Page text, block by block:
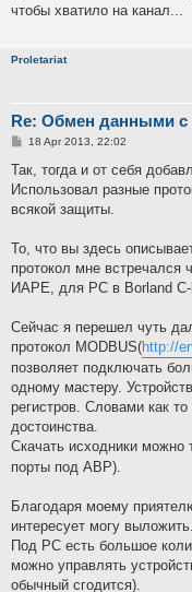
чтобы хватило на канал...
Proletariat
Re: Обмен данными с
P
s
18 Apr 2013, 22:02
Так, тогда и от себя
Использовал разные
всякой защиты.
То, что вы здесь
протокол мне встречался
ИАРЕ, для PC в Borland C-
Сейчас я перешел чуть
протокол MODBUS(http://
позволяет подключать
одному мастеру.
регистров. Словами как
достоинства.
Скачать исходники можно
порты под АВР).
Благодаря моему
интересует могу выложить.
Под PC есть большое
можно управлять
обычный сгодится).